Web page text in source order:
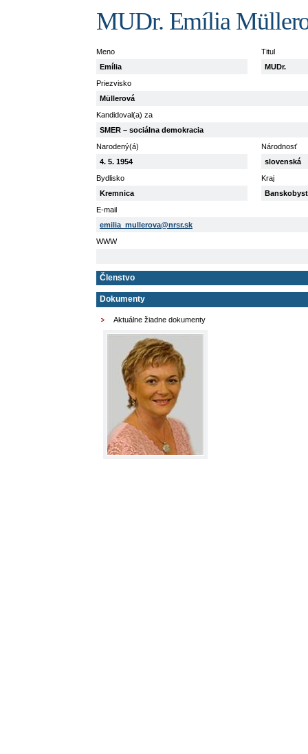
MUDr. Emília
Meno
Emília
Titul
MUDr.
Priezvisko
Müllerová
Kandidoval(a) za
SMER – sociálna demokracia
Narodený(á)
4. 5. 1954
Národnosť
slovenská
Bydlisko
Kremnica
Kraj
E-mail
emilia_mullerova@nrsr.sk
WWW
Členstvo
Dokumenty
Aktuálne žiadne dokumenty